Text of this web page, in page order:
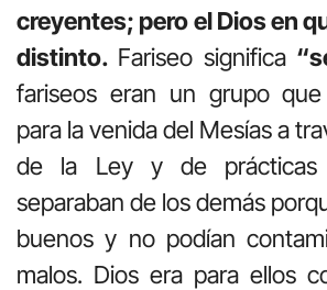
creyentes; pero el Dios en
distinto. Fariseo significa
fariseos eran un grupo
para la venida del Mesías a
de la Ley y de prácticas
separaban de los demás
buenos y no podían
malos. Dios era para ellos